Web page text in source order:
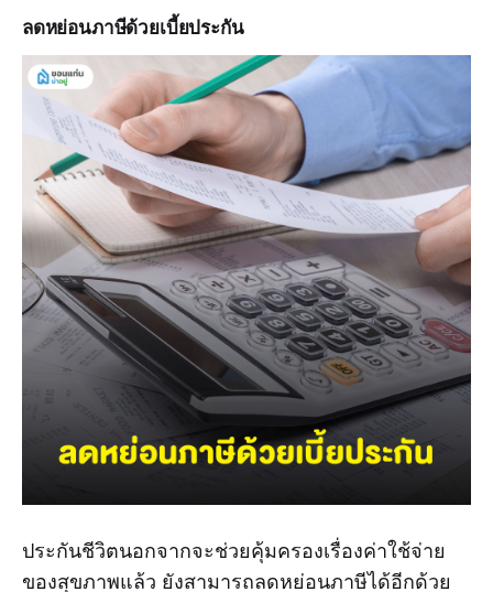
ลดหย่อนภาษีด้วยเบี้ยประกัน
ประกันชีวิตนอกจากจะช่วยคุ้มครองเรื่องค่าใช้จ่าย
ของสุขภาพแล้ว ยังสามารถลดหย่อนภาษีได้อีกด้วย